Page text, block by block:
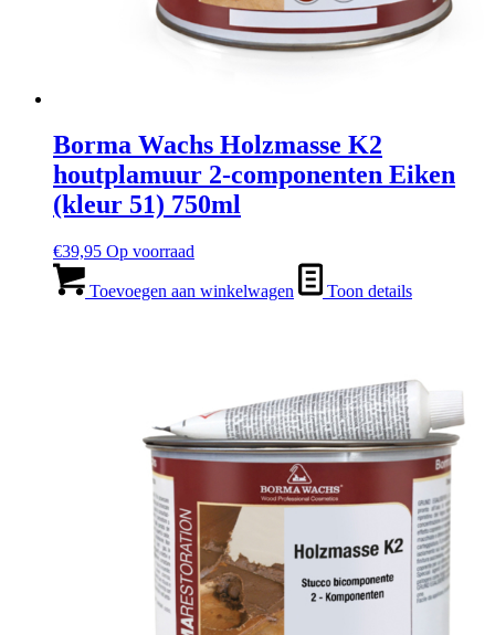
Borma Wachs Holzmasse K2
houtplamuur 2-componenten Eiken
(kleur 51) 750ml
€39,95 Op voorraad
Toevoegen aan winkelwagen Toon details